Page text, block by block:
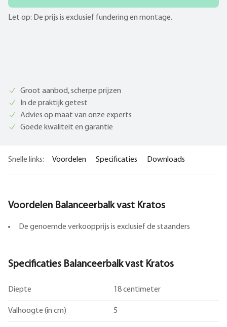
Let op: De prijs is exclusief fundering en montage.
Groot aanbod, scherpe prijzen
In de praktijk getest
Advies op maat van onze experts
Goede kwaliteit en garantie
Snelle links: Voordelen Specificaties Downloads
Voordelen Balanceerbalk vast Kratos
De genoemde verkoopprijs is exclusief de staanders
Specificaties Balanceerbalk vast Kratos
Diepte 18 centimeter
Valhoogte (in cm) 5